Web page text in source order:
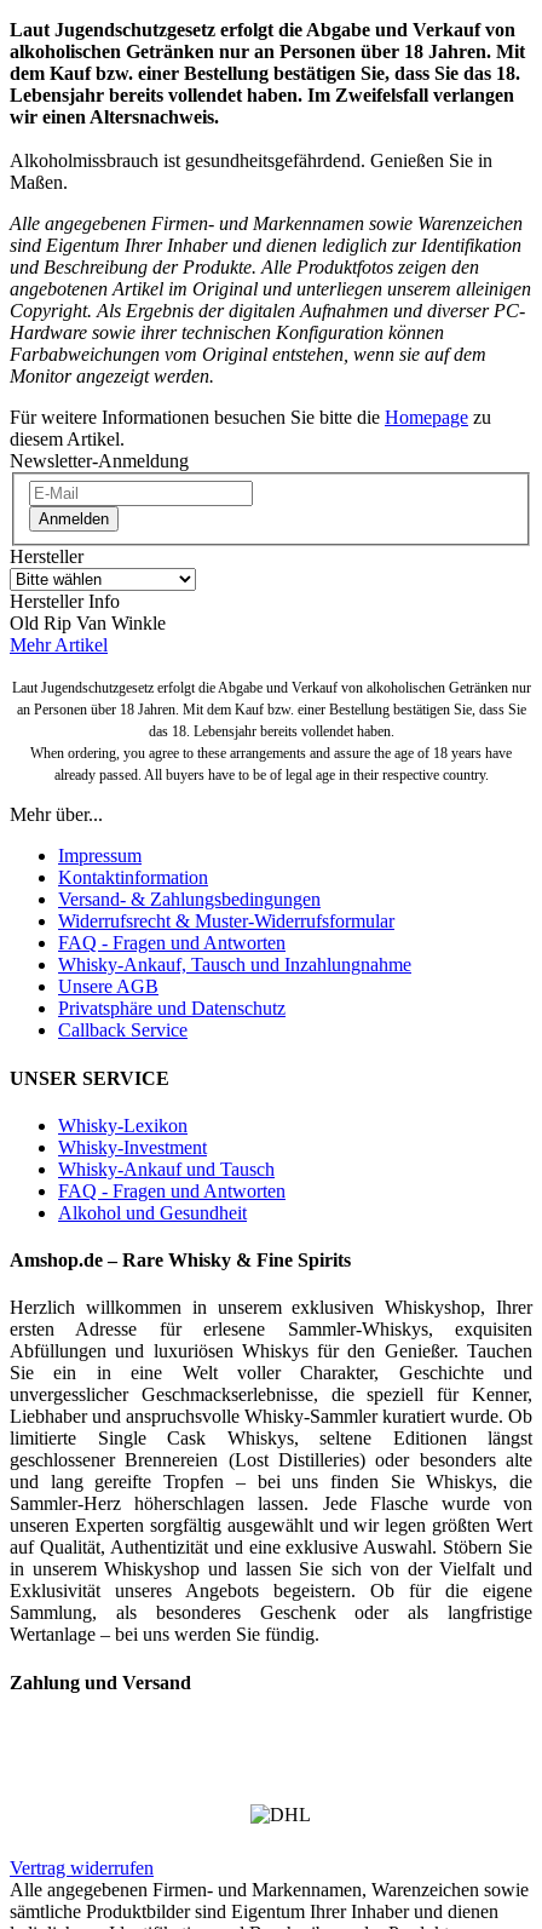
Laut Jugendschutzgesetz erfolgt die Abgabe und Verkauf von
alkoholischen Getränken nur an Personen über 18 Jahren. Mit
dem Kauf bzw. einer Bestellung bestätigen Sie, dass Sie das 18.
Lebensjahr bereits vollendet haben. Im Zweifelsfall verlangen
wir einen Altersnachweis.
Alkoholmissbrauch ist gesundheitsgefährdend. Genießen Sie in
Maßen.
Alle angegebenen Firmen- und Markennamen sowie Warenzeichen
sind Eigentum Ihrer Inhaber und dienen lediglich zur Identifikation
und Beschreibung der Produkte. Alle Produktfotos zeigen den
angebotenen Artikel im Original und unterliegen unserem alleinigen
Copyright. Als Ergebnis der digitalen Aufnahmen und diverser PC-
Hardware sowie ihrer technischen Konfiguration können
Farbabweichungen vom Original entstehen, wenn sie auf dem
Monitor angezeigt werden.
Für weitere Informationen besuchen Sie bitte die Homepage zu
diesem Artikel.
Newsletter-Anmeldung
Anmelden
Hersteller
Hersteller Info
Old Rip Van Winkle
Mehr Artikel
Laut Jugendschutzgesetz erfolgt die Abgabe und Verkauf von alkoholischen Getränken nur
an Personen über 18 Jahren. Mit dem Kauf bzw. einer Bestellung bestätigen Sie, dass Sie
das 18. Lebensjahr bereits vollendet haben.
When ordering, you agree to these arrangements and assure the age of 18 years have
already passed. All buyers have to be of legal age in their respective country.
Mehr über...
Impressum
Kontaktinformation
Versand- & Zahlungsbedingungen
Widerrufsrecht & Muster-Widerrufsformular
FAQ - Fragen und Antworten
Whisky-Ankauf, Tausch und Inzahlungnahme
Unsere AGB
Privatsphäre und Datenschutz
Callback Service
UNSER SERVICE
Whisky-Lexikon
Whisky-Investment
Whisky-Ankauf und Tausch
FAQ - Fragen und Antworten
Alkohol und Gesundheit
Amshop.de – Rare Whisky & Fine Spirits
Herzlich willkommen in unserem exklusiven Whiskyshop, Ihrer
ersten Adresse für erlesene Sammler-Whiskys, exquisiten
Abfüllungen und luxuriösen Whiskys für den Genießer. Tauchen
Sie ein in eine Welt voller Charakter, Geschichte und
unvergesslicher Geschmackserlebnisse, die speziell für Kenner,
Liebhaber und anspruchsvolle Whisky-Sammler kuratiert wurde. Ob
limitierte Single Cask Whiskys, seltene Editionen längst
geschlossener Brennereien (Lost Distilleries) oder besonders alte
und lang gereifte Tropfen – bei uns finden Sie Whiskys, die
Sammler-Herz höherschlagen lassen. Jede Flasche wurde von
unseren Experten sorgfältig ausgewählt und wir legen größten Wert
auf Qualität, Authentizität und eine exklusive Auswahl. Stöbern Sie
in unserem Whiskyshop und lassen Sie sich von der Vielfalt und
Exklusivität unseres Angebots begeistern. Ob für die eigene
Sammlung, als besonderes Geschenk oder als langfristige
Wertanlage – bei uns werden Sie fündig.
Zahlung und Versand
Vertrag widerrufen
Alle angegebenen Firmen- und Markennamen, Warenzeichen sowie
sämtliche Produktbilder sind Eigentum Ihrer Inhaber und dienen